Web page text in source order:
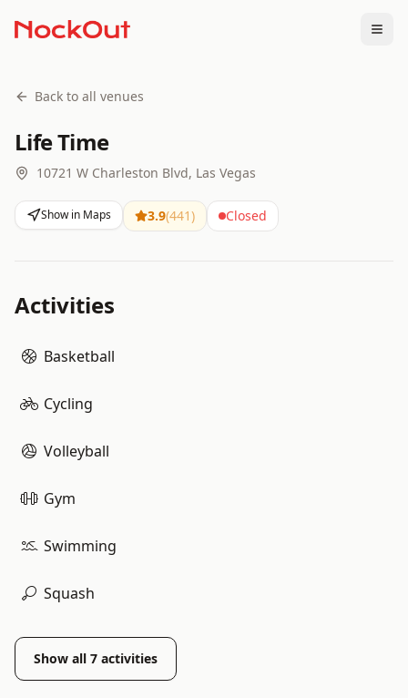
Back to all venues
Life Time
10721 W Charleston Blvd, Las Vegas
Show in Maps 3.9(441) Closed
Activities
Basketball
Cycling
Volleyball
Gym
Swimming
Squash
Show all 7 activities